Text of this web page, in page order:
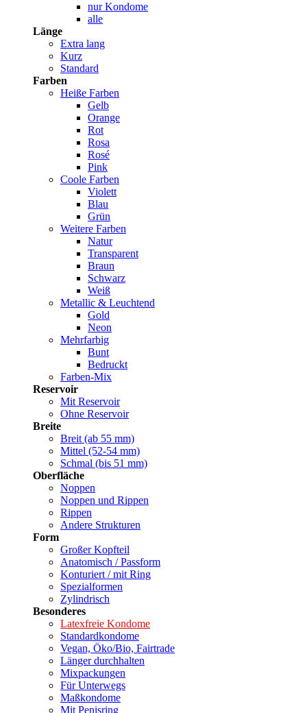
nur Kondome
alle
Länge
Extra lang
Kurz
Standard
Farben
Heiße Farben
Gelb
Orange
Rot
Rosa
Rosé
Pink
Coole Farben
Violett
Blau
Grün
Weitere Farben
Natur
Transparent
Braun
Schwarz
Weiß
Metallic & Leuchtend
Gold
Neon
Mehrfarbig
Bunt
Bedruckt
Farben-Mix
Reservoir
Mit Reservoir
Ohne Reservoir
Breite
Breit (ab 55 mm)
Mittel (52-54 mm)
Schmal (bis 51 mm)
Oberfläche
Noppen
Noppen und Rippen
Rippen
Andere Strukturen
Form
Großer Kopfteil
Anatomisch / Passform
Konturiert / mit Ring
Spezialformen
Zylindrisch
Besonderes
Latexfreie Kondome
Standardkondome
Vegan, Öko/Bio, Fairtrade
Länger durchhalten
Mixpackungen
Für Unterwegs
Maßkondome
Mit Penisring